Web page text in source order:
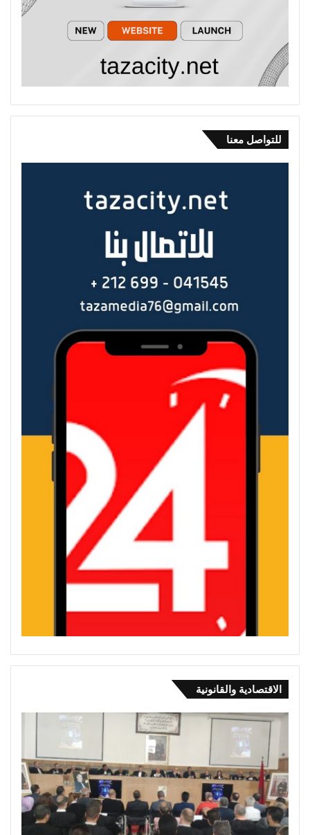
للتواصل معنا
الاقتصادية والقانونية